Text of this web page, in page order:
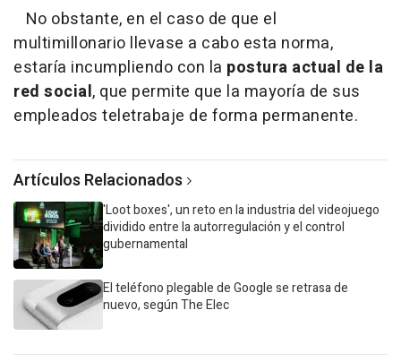
No obstante, en el caso de que el
multimillonario llevase a cabo esta norma,
estaría incumpliendo con la postura actual de la
red social, que permite que la mayoría de sus
empleados teletrabaje de forma permanente.
Artículos Relacionados
'Loot boxes', un reto en la industria del videojuego
dividido entre la autorregulación y el control
gubernamental
El teléfono plegable de Google se retrasa de
nuevo, según The Elec